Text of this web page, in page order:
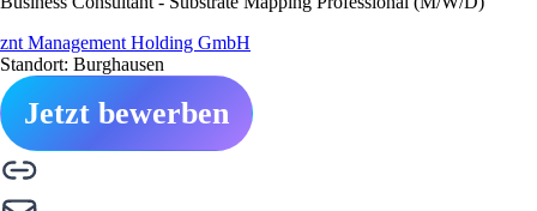
znt Management Holding GmbH
Standort: Burghausen
Jetzt bewerben